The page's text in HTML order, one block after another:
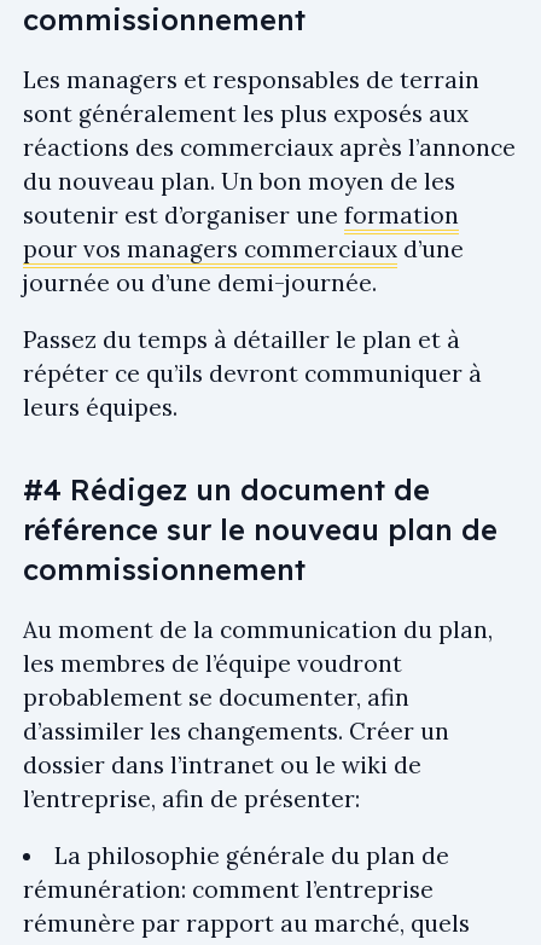
commissionnement
Les managers et responsables de terrain
sont généralement les plus exposés aux
réactions des commerciaux après l’annonce
du nouveau plan. Un bon moyen de les
soutenir est d’organiser une formation
pour vos managers commerciaux d’une
journée ou d’une demi-journée.
Passez du temps à détailler le plan et à
répéter ce qu’ils devront communiquer à
leurs équipes.
#4 Rédigez un document de
référence sur le nouveau plan de
commissionnement
Au moment de la communication du plan,
les membres de l’équipe voudront
probablement se documenter, afin
d’assimiler les changements. Créer un
dossier dans l’intranet ou le wiki de
l’entreprise, afin de présenter:
La philosophie générale du plan de
rémunération: comment l’entreprise
rémunère par rapport au marché, quels